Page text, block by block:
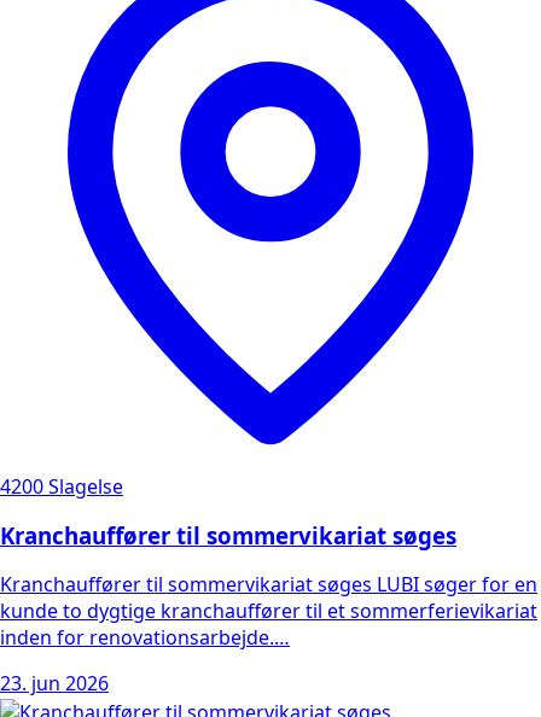
4200 Slagelse
Kranchauffører til sommervikariat søges
Kranchauffører til sommervikariat søges LUBI søger for en
kunde to dygtige kranchauffører til et sommerferievikariat
inden for renovationsarbejde.…
23. jun 2026